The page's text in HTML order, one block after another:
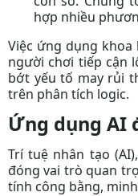
hợp nhiều
Việc ứng dụng khoa
người chơi tiếp cận
bớt yếu tố may rủi
trên phân tích logic.
Ứng dụng AI
Trí tuệ nhân tạo
đóng vai trò quan
tính công bằng,